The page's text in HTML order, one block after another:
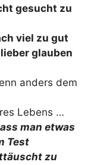
gesucht zu
viel zu gut
glauben
anders dem
Lebens …
man etwas
Test
zu